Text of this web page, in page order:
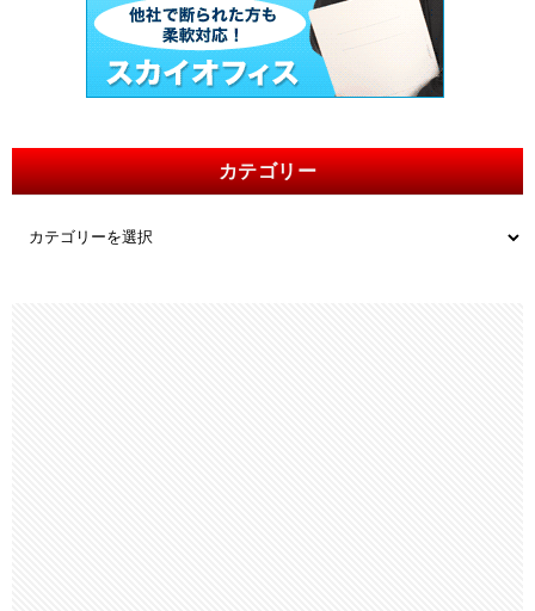
カテゴリー